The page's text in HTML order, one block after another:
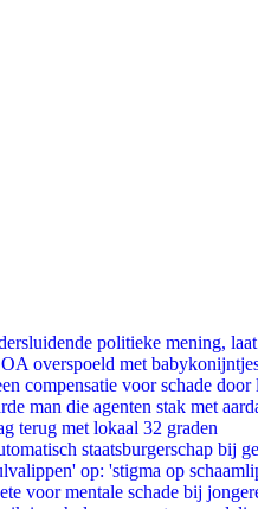
politieke mening,
overspoeld met
compensatie voor schade door
man die agenten stak met
terug met lokaal 32 graden
staatsburgerschap bij
op: 'stigma op
voor mentale schade bij